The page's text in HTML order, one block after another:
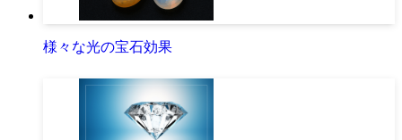
様々な光の宝石効果